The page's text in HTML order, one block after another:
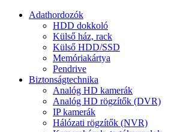
Adathordozók
HDD dokkoló
Külső ház, rack
Külső HDD/SSD
Memóriakártya
Pendrive
Biztonságtechnika
Analóg HD kamerák
Analóg HD rögzítők (DVR)
IP kamerák
Hálózati rögzítők (NVR)